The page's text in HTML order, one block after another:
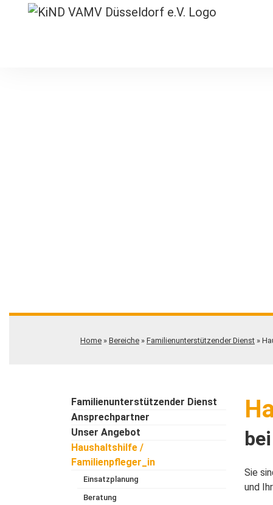
Home » Bereiche » Familienunterstützender Dienst »
Familienunterstützender Dienst
Ansprechpartner
Unser Angebot
Haushaltshilfe /
Familienpfleger_in
Einsatzplanung
Beratung
Sie
und